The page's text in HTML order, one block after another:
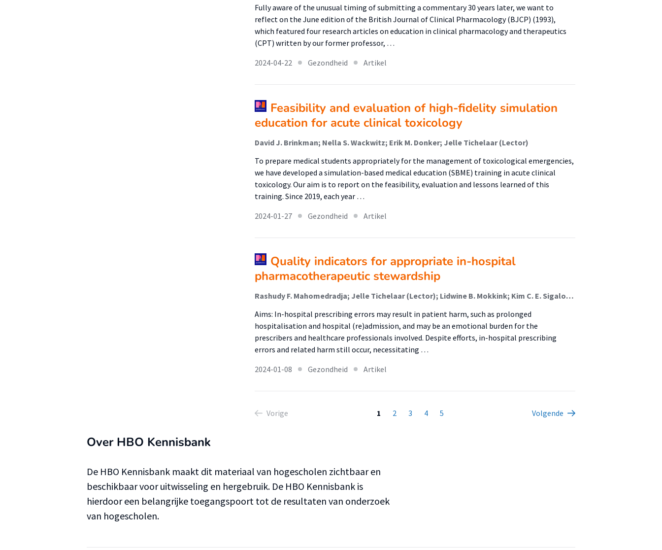
Fully aware of the unusual timing of submitting a commentary 30 years later, we want to
reflect on the June edition of the British Journal of Clinical Pharmacology (BJCP) (1993),
which featured four research articles on education in clinical pharmacology and therapeutics
(CPT) written by our former professor, …
2024-04-22
Gezondheid Artikel
Feasibility and evaluation of high-fidelity simulation
education for acute clinical toxicology
David J. Brinkman; Nella S. Wackwitz; Erik M. Donker; Jelle Tichelaar (Lector)
To prepare medical students appropriately for the management of toxicological emergencies,
we have developed a simulation-based medical education (SBME) training in acute clinical
toxicology. Our aim is to report on the feasibility, evaluation and lessons learned of this
training. Since 2019, each year …
2024-01-27
Gezondheid Artikel
Quality indicators for appropriate in-hospital
pharmacotherapeutic stewardship
Rashudy F. Mahomedradja; Jelle Tichelaar (Lector); Lidwine B. Mokkink; Kim C. E. Sigaloff; Michiel A. van Agtmael
Aims: In-hospital prescribing errors may result in patient harm, such as prolonged
hospitalisation and hospital (re)admission, and may be an emotional burden for the
prescribers and healthcare professionals involved. Despite efforts, in-hospital prescribing
errors and related harm still occur, necessitating …
2024-01-08
Gezondheid Artikel
Vorige 1 2 3 4 5 Volgende
Over HBO Kennisbank
De HBO Kennisbank maakt dit materiaal van hogescholen zichtbaar en
beschikbaar voor uitwisseling en hergebruik. De HBO Kennisbank is
hierdoor een belangrijke toegangspoort tot de resultaten van onderzoek
van hogescholen.